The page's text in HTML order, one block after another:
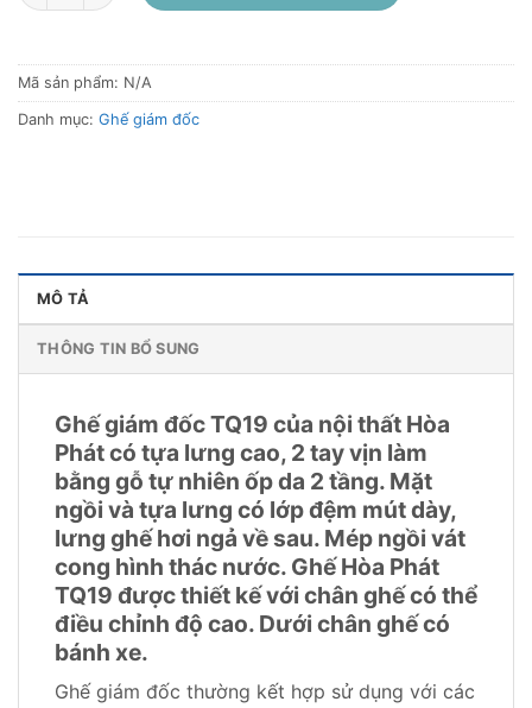
Mã sản phẩm: N/A
Danh mục: Ghế giám đốc
MÔ TẢ
THÔNG TIN BỔ SUNG
Ghế giám đốc TQ19 của nội thất Hòa
Phát có tựa lưng cao, 2 tay vịn làm
bằng gỗ tự nhiên ốp da 2 tầng. Mặt
ngồi và tựa lưng có lớp đệm mút dày,
lưng ghế hơi ngả về sau. Mép ngồi vát
cong hình thác nước. Ghế Hòa Phát
TQ19 được thiết kế với chân ghế có thể
điều chỉnh độ cao. Dưới chân ghế có
bánh xe.
Ghế giám đốc thường kết hợp sử dụng với các